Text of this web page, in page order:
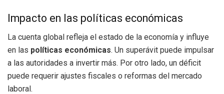
Impacto en las políticas económicas
La cuenta global refleja el estado de la economía y influye
en las políticas económicas. Un superávit puede impulsar
a las autoridades a invertir más. Por otro lado, un déficit
puede requerir ajustes fiscales o reformas del mercado
laboral.